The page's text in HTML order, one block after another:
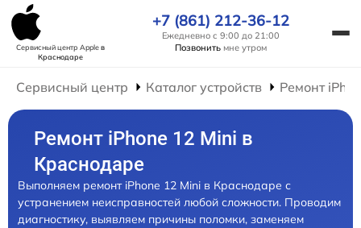
Сервисный центр Appleв
Краснодаре
+7 (861) 212-36-12
Ежедневно с 9:00 до 21:00
Позвонить мне утром
Сервисный центр Каталог устройств Ремонт
Ремонт iPhone 12 Mini в
Краснодаре
Выполняем ремонт iPhone 12 Mini в Краснодаре с
устранением неисправностей любой сложности. Проводим
диагностику, выявляем причины поломки, заменяем